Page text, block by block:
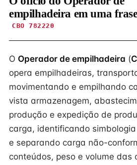
empilhadeira em uma
CBO 782220
O Operador de empilhadeira (
opera empilhadeiras,
movimentando e empilhando
vista armazenagem,
produção e expedição de
carga, identificando
e separando carga não-
conteúdos, peso e volume das